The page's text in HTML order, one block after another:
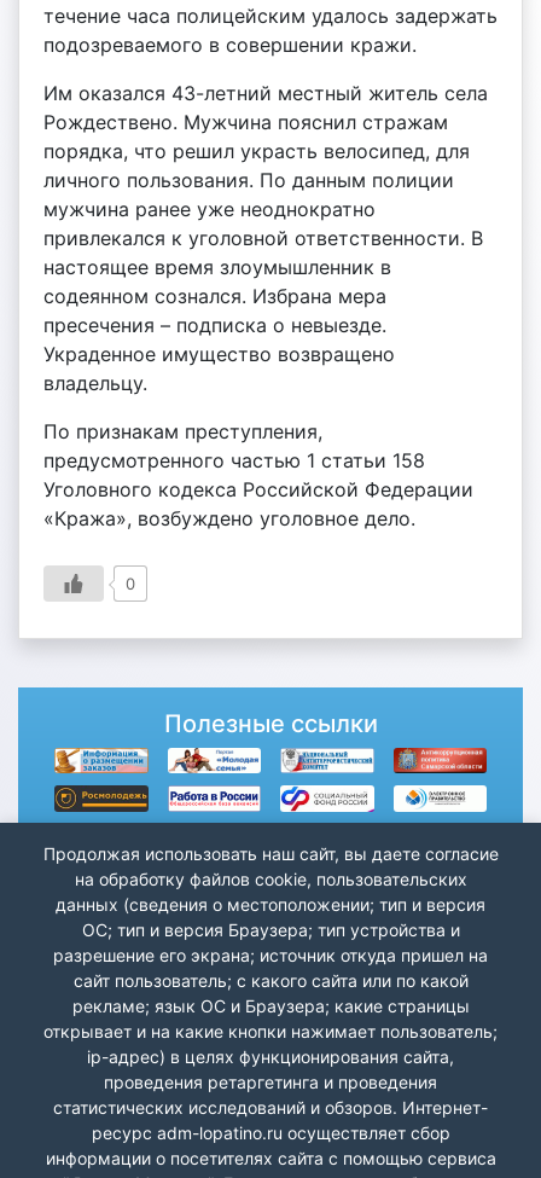
течение часа полицейским удалось задержать
подозреваемого в совершении кражи.
Им оказался 43-летний местный житель села
Рождествено. Мужчина пояснил стражам
порядка, что решил украсть велосипед, для
личного пользования. По данным полиции
мужчина ранее уже неоднократно
привлекался к уголовной ответственности. В
настоящее время злоумышленник в
содеянном сознался. Избрана мера
пресечения – подписка о невыезде.
Украденное имущество возвращено
владельцу.
По признакам преступления,
предусмотренного частью 1 статьи 158
Уголовного кодекса Российской Федерации
«Кража», возбуждено уголовное дело.
0
Полезные ссылки
Продолжая использовать наш сайт, вы даете согласие
на обработку файлов cookie, пользовательских
данных (сведения о местоположении; тип и версия
ОС; тип и версия Браузера; тип устройства и
разрешение его экрана; источник откуда пришел на
сайт пользователь; с какого сайта или по какой
рекламе; язык ОС и Браузера; какие страницы
открывает и на какие кнопки нажимает пользователь;
ip-адрес) в целях функционирования сайта,
проведения ретаргетинга и проведения
статистических исследований и обзоров. Интернет-
ресурс adm-lopatino.ru осуществляет сбор
информации о посетителях сайта с помощью сервиса